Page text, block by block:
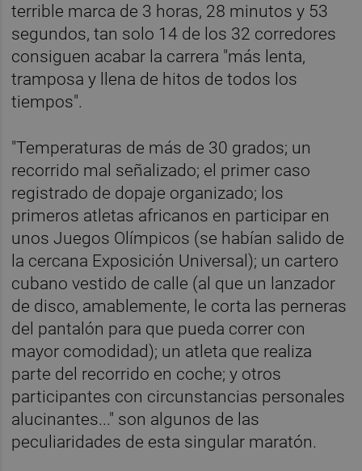
terrible marca de 3 horas, 28 minutos y 53
segundos, tan solo 14 de los 32 corredores
consiguen acabar la carrera "más lenta,
tramposa y llena de hitos de todos los
tiempos".
"Temperaturas de más de 30 grados; un
recorrido mal señalizado; el primer caso
registrado de dopaje organizado; los
primeros atletas africanos en participar en
unos Juegos Olímpicos (se habían salido de
la cercana Exposición Universal); un cartero
cubano vestido de calle (al que un lanzador
de disco, amablemente, le corta las perneras
del pantalón para que pueda correr con
mayor comodidad); un atleta que realiza
parte del recorrido en coche; y otros
participantes con circunstancias personales
alucinantes..." son algunos de las
peculiaridades de esta singular maratón.